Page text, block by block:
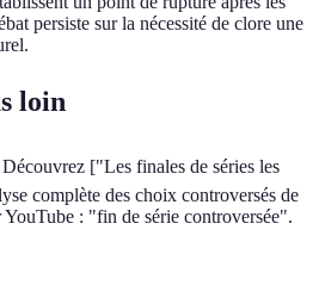
persiste sur la nécessité de clore une
loin
Découvrez ["Les finales de séries les
complète des choix controversés de
: "fin de série controversée".